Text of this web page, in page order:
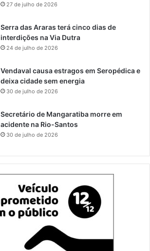
27 de julho de 2026
Serra das Araras terá cinco dias de
interdições na Via Dutra
24 de julho de 2026
Vendaval causa estragos em Seropédica e
deixa cidade sem energia
30 de julho de 2026
Secretário de Mangaratiba morre em
acidente na Rio-Santos
30 de julho de 2026